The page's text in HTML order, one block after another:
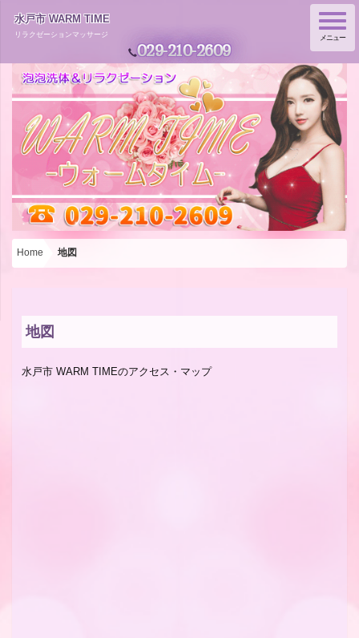
水戸市 WARM TIME
リラクゼーションマッサージ
029-210-2609
Toggle
navigation
メニュー
Home 地図
地図
水戸市 WARM TIMEのアクセス・マップ